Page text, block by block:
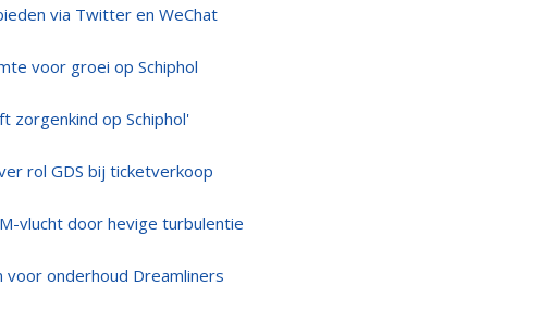
via Twitter en WeChat
voor groei op Schiphol
zorgenkind op Schiphol'
rol GDS bij ticketverkoop
vlucht door hevige turbulentie
voor onderhoud Dreamliners